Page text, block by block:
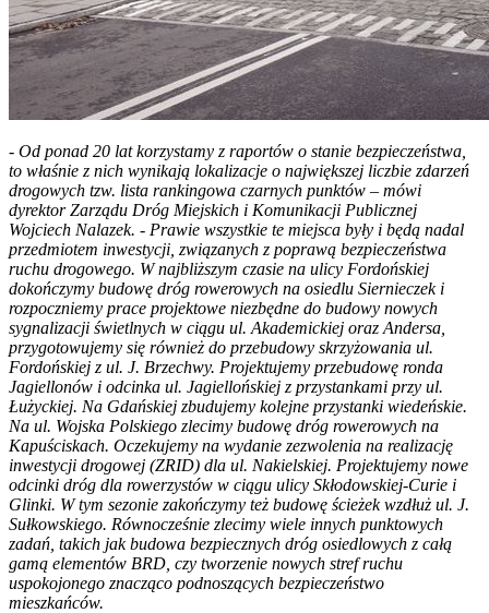
- Od ponad 20 lat korzystamy z raportów o stanie bezpieczeństwa,
to właśnie z nich wynikają lokalizacje o największej liczbie zdarzeń
drogowych tzw. lista rankingowa czarnych punktów – mówi
dyrektor Zarządu Dróg Miejskich i Komunikacji Publicznej
Wojciech Nalazek. - Prawie wszystkie te miejsca były i będą nadal
przedmiotem inwestycji, związanych z poprawą bezpieczeństwa
ruchu drogowego. W najbliższym czasie na ulicy Fordońskiej
dokończymy budowę dróg rowerowych na osiedlu Siernieczek i
rozpoczniemy prace projektowe niezbędne do budowy nowych
sygnalizacji świetlnych w ciągu ul. Akademickiej oraz Andersa,
przygotowujemy się również do przebudowy skrzyżowania ul.
Fordońskiej z ul. J. Brzechwy. Projektujemy przebudowę ronda
Jagiellonów i odcinka ul. Jagiellońskiej z przystankami przy ul.
Łużyckiej. Na Gdańskiej zbudujemy kolejne przystanki wiedeńskie.
Na ul. Wojska Polskiego zlecimy budowę dróg rowerowych na
Kapuściskach. Oczekujemy na wydanie zezwolenia na realizację
inwestycji drogowej (ZRID) dla ul. Nakielskiej. Projektujemy nowe
odcinki dróg dla rowerzystów w ciągu ulicy Skłodowskiej-Curie i
Glinki. W tym sezonie zakończymy też budowę ścieżek wzdłuż ul. J.
Sułkowskiego. Równocześnie zlecimy wiele innych punktowych
zadań, takich jak budowa bezpiecznych dróg osiedlowych z całą
gamą elementów BRD, czy tworzenie nowych stref ruchu
uspokojonego znacząco podnoszących bezpieczeństwo
mieszkańców.